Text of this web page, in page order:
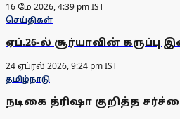
16 மே 2026, 4:39 pm IST
செய்திகள்
ஏப்.26-ல் சூர்யாவின் கருப்பு
24 ஏப்ரல் 2026, 9:24 pm IST
தமிழ்நாடு
நடிகை த்ரிஷா குறித்த